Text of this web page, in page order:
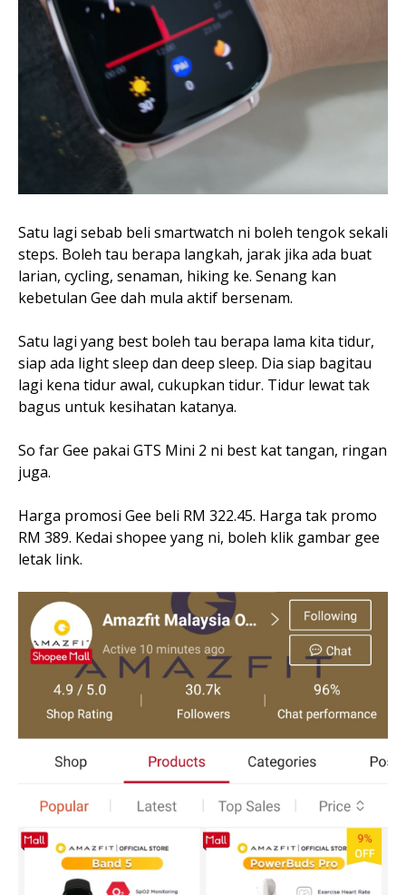
Satu lagi sebab beli smartwatch ni boleh tengok sekali
steps. Boleh tau berapa langkah, jarak jika ada buat
larian, cycling, senaman, hiking ke. Senang kan
kebetulan Gee dah mula aktif bersenam.
Satu lagi yang best boleh tau berapa lama kita tidur,
siap ada light sleep dan deep sleep. Dia siap bagitau
lagi kena tidur awal, cukupkan tidur. Tidur lewat tak
bagus untuk kesihatan katanya.
So far Gee pakai GTS Mini 2 ni best kat tangan, ringan
juga.
Harga promosi Gee beli RM 322.45. Harga tak promo
RM 389. Kedai shopee yang ni, boleh klik gambar gee
letak link.